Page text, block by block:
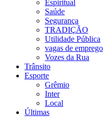
Espiritual
Saúde
Segurança
TRADIÇÃO
Utilidade Pública
vagas de emprego
Vozes da Rua
Trânsito
Esporte
Grêmio
Inter
Local
Últimas